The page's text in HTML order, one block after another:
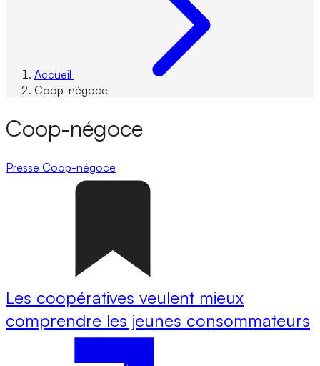
Accueil
Coop-négoce
Coop-négoce
Presse Coop-négoce
Les coopératives veulent mieux
comprendre les jeunes consommateurs